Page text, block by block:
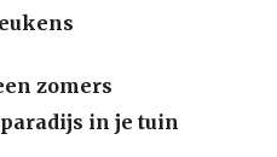
zomers
in je tuin